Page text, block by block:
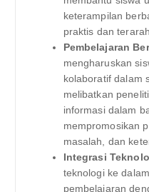
keterampilan
praktis dan
Pembelajaran
mengharuskan
kolaboratif dalam
melibatkan
informasi dalam
mempromosikan
masalah, dan
Integrasi
teknologi ke
pembelajaran